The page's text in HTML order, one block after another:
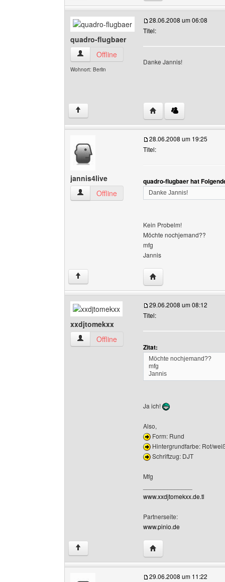
quadro-flugbaer
quadro-flugbaer Benutzer-Profile anzeigen
Offline
Wohnort: Berlin
28.06.2008 um 06:08
Titel:
Danke Jannis!
↑ Website dieses
jannis4live
jannis4live Benutzer-Profile anzeigen
Offline
28.06.2008 um 19:25
Titel:
quadro-flugbaer hat
Danke Jannis!
Kein Probelm!
Möchte nochjemand??
mfg
Jannis
↑ Website dieses
xxdjtomekxx
xxdjtomekxx Benutzer-Profile anzeigen
Offline
29.06.2008 um 08:12
Titel:
Zitat:
Möchte nochjemand??
mfg
Jannis
Ja ich!
Also,
Form: Rund
Hintergrundfarbe: Rot/
Schriftzug: DJT
Mfg
www.xxdjtomekxx.de.tl
Partnerseite:
www.pinio.de
↑ Website dieses
29.06.2008 um 11:22